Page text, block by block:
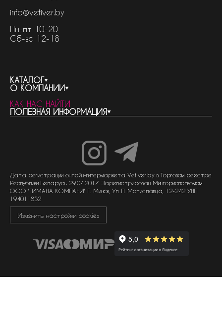
info@vetiver.by
Пн-пт 10-20
Сб-вс 12-18
КАТАЛОГ
весь каталог
бренды
женская парфюмерия
мужская парфюмерия
унисекс парфюмерия
О КОМПАНИИ
контакты
о компании
доставка и оплата
КАК НАС НАЙТИ
ПОЛЕЗНАЯ ИНФОРМАЦИЯ
как совершить покупку
политика обработки персональных данных
политика обработки файлов cookie
Дата регистрации онлайн-гипермаркета Vetiver.by в Торговом реестре
Республики Беларусь 29.04.2017. Зарегистрирован Мингорисполкомом.
ООО "ТИМАНА КОМПАНИ" Г. Минск, Ул. П. Мстиславца, 12-242 УНП
194011852
Изменить настройки cookies